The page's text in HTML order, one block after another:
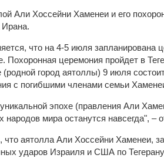
Али Хоссейни Хаменеи и его
Ирана.
что на 4-5 июля
Похоронная церемония пройдет в
город аятоллы) 9 июля
с погибшими членами семьи
эпохе (правления Али
мира останутся навсегда", –
аятолла Али Хоссейни Хаменеи,
ударов Израиля и США по